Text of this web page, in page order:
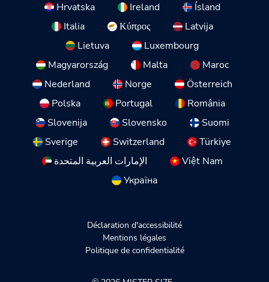
Hrvatska
Ireland
Ísland
Italia
Κύπρος
Latvija
Lietuva
Luxembourg
Magyarország
Malta
Maroc
Nederland
Norge
Österreich
Polska
Portugal
România
Slovenija
Slovensko
Suomi
Sverige
Switzerland
Türkiye
الإمارات العربية المتحدة
Việt Nam
Україна
Déclaration d'accessibilité
Mentions légales
Politique de confidentialité